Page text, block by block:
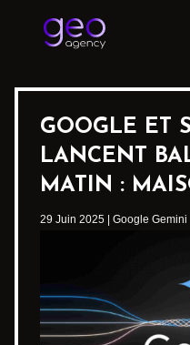
GOOGLE ET
LANCENT
MATIN :
29 Juin 2025 Google Gemini